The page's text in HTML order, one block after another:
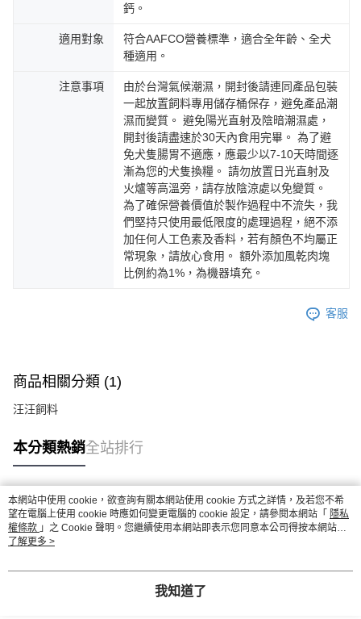
鈣。
適用對象
符合AAFCO營養標準，適合全年齡、全犬
種適用。
注意事項
由於台灣氣候潮濕，開封後請連同產品包裝
一起放置飼料專用儲存桶保存，避免產品潮
濕而變質。 避免陽光直射及陰暗潮濕處，
開封後請盡速於30天內食用完畢。 為了避
免犬隻腸胃不適應，應最少以7-10天時間逐
漸為您的犬隻換糧。 請勿放置日光直射及
火爐等高溫旁，請存放陰涼處以免變質。
為了確保營養價值於製作過程中不流失，我
們堅持只使用最低限度的處理過程，絕不添
加任何人工色素及香料，若有顏色不均屬正
常現象，請放心食用。 額外添加風乾肉塊
比例約為1%，為機器填充。
客服
商品相關分類 (1)
汪汪飼料
本分類熱銷全站排行
熱門標籤
本網站中使用 cookie，欲查詢有關本網站使用 cookie 方式之詳情，及若您不希
望在電腦上使用 cookie 時應如何變更電腦的 cookie 設定，請參閱本網站「 隱私
權條款 」之 Cookie 聲明。您繼續使用本網站即表示您同意本公司得按本網站使
用條款之 Cookie 聲明使用 cookie。
了解更多 >
我知道了